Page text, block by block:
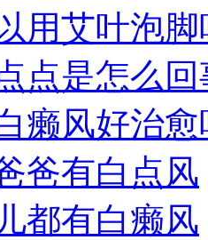
用艾叶泡
点是怎么
癞风好治愈
爸有白点风
都有白癞风